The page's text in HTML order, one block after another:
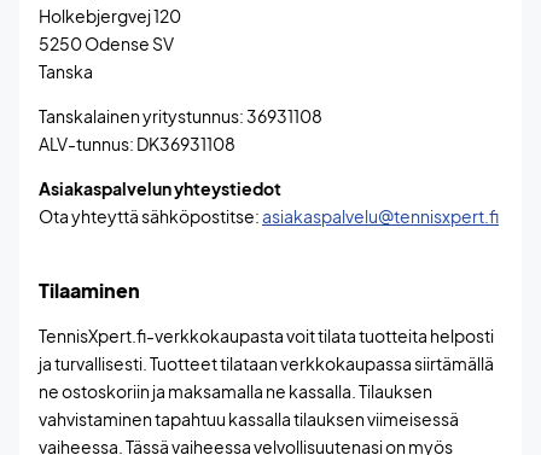
Holkebjergvej 120
5250 Odense SV
Tanska
Tanskalainen yritystunnus: 36931108
ALV-tunnus: DK36931108
Asiakaspalvelun yhteystiedot
Ota yhteyttä sähköpostitse:asiakaspalvelu@tennisxpert.fi
Tilaaminen
TennisXpert.fi-verkkokaupasta voit tilata tuotteita helposti
ja turvallisesti. Tuotteet tilataan verkkokaupassa siirtämällä
ne ostoskoriin ja maksamalla ne kassalla. Tilauksen
vahvistaminen tapahtuu kassalla tilauksen viimeisessä
vaiheessa. Tässä vaiheessa velvollisuutenasi on myös